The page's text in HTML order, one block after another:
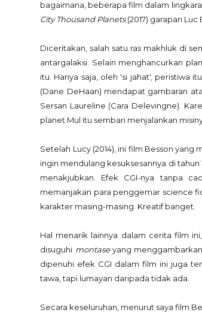
bagaimana, beberapa film dalam
City Thousand Planets(2017) garapan
Diceritakan, salah satu ras makhluk di
antargalaksi. Selain menghancurkan
itu. Hanya saja, oleh 'si jahat', peristiwa
(Dane DeHaan) mendapat gambaran
Sersan Laureline (Cara Delevingne).
planet Mul itu sembari menjalankan
Setelah Lucy (2014), ini film Besson
ingin mendulang kesuksesannya di
menakjubkan. Efek CGI-nya tanpa
memanjakan para penggemar science
karakter masing-masing. Kreatif banget.
Hal menarik lainnya dalam cerita film
disuguhi montaseyang
dipenuhi efek CGI dalam film ini juga
tawa, tapi lumayan daripada tidak ada.
Secara keseluruhan, menurut saya film